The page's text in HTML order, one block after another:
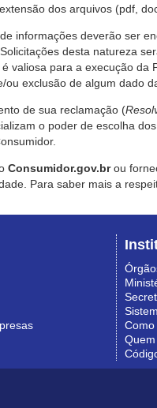
dos arquivos (pdf,
informações deverão ser
desta natureza
valiosa para a execução
exclusão de algum dado
de sua reclamação (
o poder de escolha
Consumidor.gov.brou
Para saber mais a